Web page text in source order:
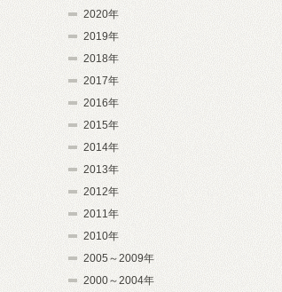
2020年
2019年
2018年
2017年
2016年
2015年
2014年
2013年
2012年
2011年
2010年
2005～2009年
2000～2004年